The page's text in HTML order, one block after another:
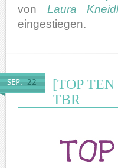
von Laura
eingestiegen.
SEP. 22
[TOP
TBR